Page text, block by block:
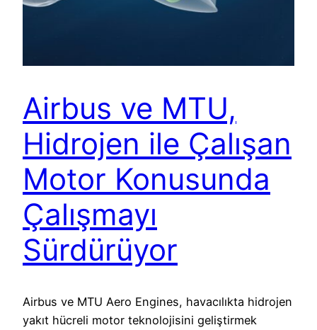
Airbus ve MTU,
Hidrojen ile Çalışan
Motor Konusunda
Çalışmayı
Sürdürüyor
Airbus ve MTU Aero Engines, havacılıkta hidrojen
yakıt hücreli motor teknolojisini geliştirmek